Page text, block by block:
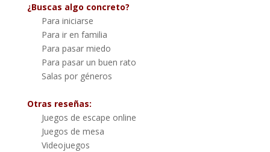
¿Buscas algo concreto?
Para iniciarse
Para ir en familia
Para pasar miedo
Para pasar un buen rato
Salas por géneros
Otras reseñas:
Juegos de escape online
Juegos de mesa
Videojuegos